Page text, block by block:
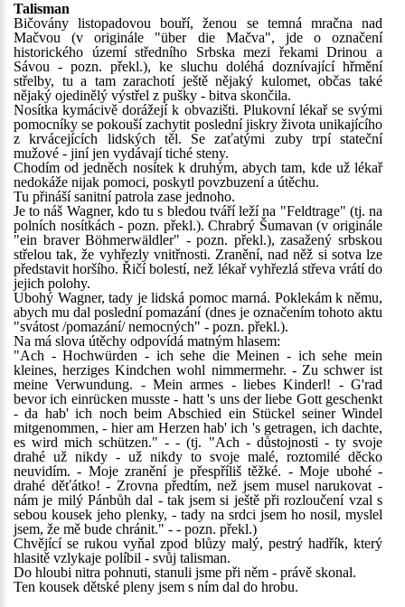
Talisman
Bičovány listopadovou bouří, ženou se temná mračna nad
Mačvou (v originále "über die Mačva", jde o označení
historického území středního Srbska mezi řekami Drinou a
Sávou - pozn. překl.), ke sluchu doléhá doznívající hřmění
střelby, tu a tam zarachotí ještě nějaký kulomet, občas také
nějaký ojedinělý výstřel z pušky - bitva skončila.
Nosítka kymácivě dorážejí k obvazišti. Plukovní lékař se svými
pomocníky se pokouší zachytit poslední jiskry života unikajícího
z krvácejících lidských těl. Se zaťatými zuby trpí stateční
mužové - jiní jen vydávají tiché steny.
Chodím od jedněch nosítek k druhým, abych tam, kde už lékař
nedokáže nijak pomoci, poskytl povzbuzení a útěchu.
Tu přináší sanitní patrola zase jednoho.
Je to náš Wagner, kdo tu s bledou tváří leží na "Feldtrage" (tj. na
polních nosítkách - pozn. překl.). Chrabrý Šumavan (v originále
"ein braver Böhmerwäldler" - pozn. překl.), zasažený srbskou
střelou tak, že vyhřezly vnitřnosti. Zranění, nad něž si sotva lze
představit horšího. Řičí bolestí, než lékař vyhřezlá střeva vrátí do
jejich polohy.
Ubohý Wagner, tady je lidská pomoc marná. Poklekám k němu,
abych mu dal poslední pomazání (dnes je označením tohoto aktu
"svátost /pomazání/ nemocných" - pozn. překl.).
Na má slova útěchy odpovídá matným hlasem:
"Ach - Hochwürden - ich sehe die Meinen - ich sehe mein
kleines, herziges Kindchen wohl nimmermehr. - Zu schwer ist
meine Verwundung. - Mein armes - liebes Kinderl! - G'rad
bevor ich einrücken musste - hatt 's uns der liebe Gott geschenkt
- da hab' ich noch beim Abschied ein Stückel seiner Windel
mitgenommen, - hier am Herzen hab' ich 's getragen, ich dachte,
es wird mich schützen." - - (tj. "Ach - důstojnosti - ty svoje
drahé už nikdy - už nikdy to svoje malé, roztomilé děcko
neuvidím. - Moje zranění je přespříliš těžké. - Moje ubohé -
drahé děťátko! - Zrovna předtím, než jsem musel narukovat -
nám je milý Pánbůh dal - tak jsem si ještě při rozloučení vzal s
sebou kousek jeho plenky, - tady na srdci jsem ho nosil, myslel
jsem, že mě bude chránit." - - pozn. překl.)
Chvějící se rukou vyňal zpod blůzy malý, pestrý hadřík, který
hlasitě vzlykaje políbil - svůj talisman.
Do hloubi nitra pohnuti, stanuli jsme při něm - právě skonal.
Ten kousek dětské pleny jsem s ním dal do hrobu.